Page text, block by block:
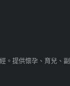
。提供懷孕、育兒、副